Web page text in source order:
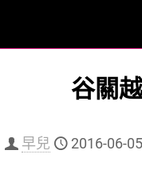
谷關
早兒 2016-06-05